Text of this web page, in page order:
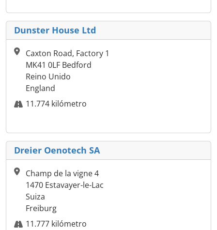
Dunster House Ltd
Caxton Road, Factory 1
MK41 0LF Bedford
Reino Unido
England
11.774 kilómetro
Dreier Oenotech SA
Champ de la vigne 4
1470 Estavayer-le-Lac
Suiza
Freiburg
11.777 kilómetro